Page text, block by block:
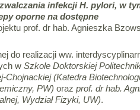
infekcji H. pylori, w
oporne na dostępne
prof. dr hab. Agnieszka
do realizacji ww.
w Szkole Doktorskiej
Chojnackiej (Katedra
PW) oraz prof. dr hab.
Wydział Fizyki, UW).